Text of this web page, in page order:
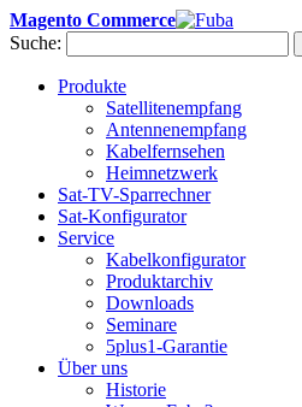
Magento Commerce
Suche:
Produkte
Satellitenempfang
Antennenempfang
Kabelfernsehen
Heimnetzwerk
Sat-TV-Sparrechner
Sat-Konfigurator
Service
Kabelkonfigurator
Produktarchiv
Downloads
Seminare
5plus1-Garantie
Über uns
Historie